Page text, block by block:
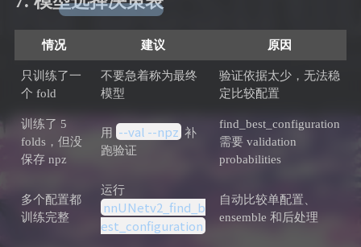
情况 建议 原因
只训练了一
个 fold
不要急着称为最终
模型
验证依据太少，无法稳
定比较配置
训练了 5
folds，但没
保存 npz
用 --val --npz 补
跑验证
find_best_configuration
需要 validation
probabilities
多个配置都
训练完整
运行
nnUNetv2_find_b
est_configuration
自动比较单配置、
ensemble 和后处理